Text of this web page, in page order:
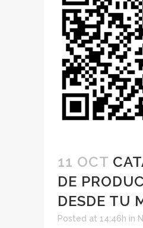
11 OCT
DE
DESDE TU
Posted at 14:46h in